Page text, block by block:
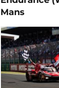
Mans